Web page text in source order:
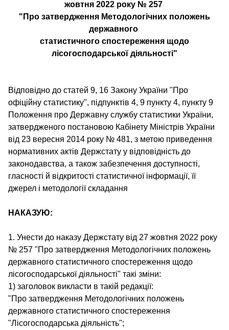
жовтня 2022 року № 257
"Про затвердження Методологічних положень
державного
статистичного спостереження щодо
лісогосподарської діяльності"
Відповідно до статей 9, 16 Закону України "Про
офіційну статистику", підпунктів 4, 9 пункту 4, пункту 9
Положення про Державну службу статистики України,
затвердженого постановою Кабінету Міністрів України
від 23 вересня 2014 року № 481, з метою приведення
нормативних актів Держстату у відповідність до
законодавства, а також забезпечення доступності,
гласності й відкритості статистичної інформації, її
джерел і методології складання
НАКАЗУЮ:
1. Унести до наказу Держстату від 27 жовтня 2022 року
№ 257 "Про затвердження Методологічних положень
державного статистичного спостереження щодо
лісогосподарської діяльності" такі зміни:
1) заголовок викласти в такій редакції:
"Про затвердження Методологічних положень
державного статистичного спостереження
"Лісогосподарська діяльність";